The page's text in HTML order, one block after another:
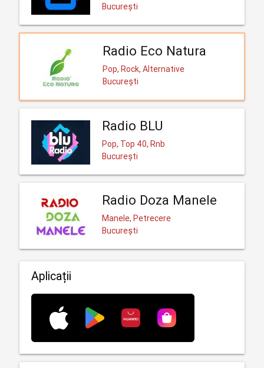
București
Radio Eco Natura
Pop, Rock, Alternative
București
Radio BLU
Pop, Top 40, Rnb
București
Radio Doza Manele
Manele, Petrecere
București
Aplicații